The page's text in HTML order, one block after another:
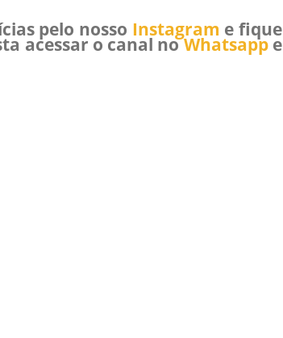
pelo nosso Instagram e fique
acessar o canal noWhatsappe